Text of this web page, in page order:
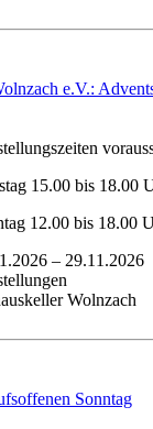
e.V.:
15.00 bis 18.00
12.00 bis 18.00
– 29.11.2026
Wolnzach
Sonntag